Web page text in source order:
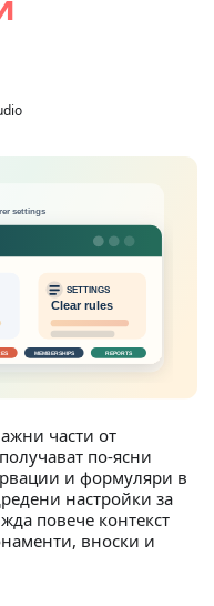
части от
по-ясни
и формуляри в
настройки за
повече контекст
вноски и